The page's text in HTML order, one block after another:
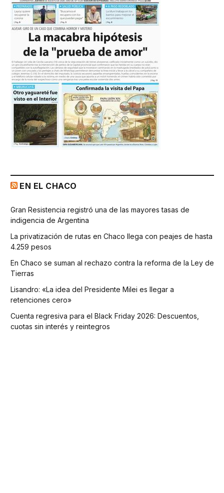
EN EL CHACO
Gran Resistencia registró una de las mayores tasas de
indigencia de Argentina
La privatización de rutas en Chaco llega con peajes de hasta
4.259 pesos
En Chaco se suman al rechazo contra la reforma de la Ley de
Tierras
Lisandro: «La idea del Presidente Milei es llegar a
retenciones cero»
Cuenta regresiva para el Black Friday 2026: Descuentos,
cuotas sin interés y reintegros